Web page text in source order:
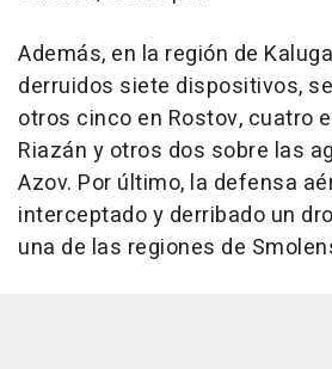
Además, en la región de
derruidos siete dispositivos,
otros cinco en Rostov, cuatro
Riazán y otros dos sobre las
Azov. Por último, la defensa
interceptado y derribado un
una de las regiones de